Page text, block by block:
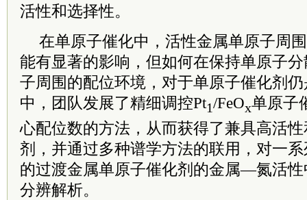
活性和选择性。
在单原子催化中，活性金属单原子周
能有显著的影响，但如何在保持单原子
子周围的配位环境，对于单原子催化剂
中，团队发展了精细调控Pt1/FeOx单原子
心配位数的方法，从而获得了兼具高活
剂，并通过多种谱学方法的联用，对一
的过渡金属单原子催化剂的金属—氮活
分辨解析。